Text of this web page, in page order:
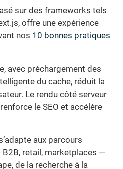
sur des frameworks tels
offre une expérience
nos 10 bonnes pratiques
avec préchargement des
du cache, réduit la
Le rendu côté serveur
le SEO et accélère
aux parcours
retail, marketplaces —
de la recherche à la